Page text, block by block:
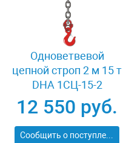
Одноветвевой
цепной строп 2 м 15 т
DHA 1СЦ-15-2
12 550 руб.
Сообщить о поступлении